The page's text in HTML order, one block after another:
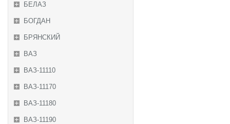
БЕЛАЗ
БОГДАН
БРЯНСКИЙ
ВАЗ
ВАЗ-11110
ВАЗ-11170
ВАЗ-11180
ВАЗ-11190